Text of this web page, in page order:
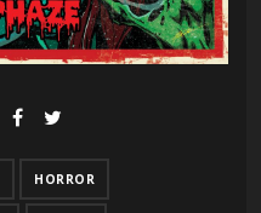
HORROR